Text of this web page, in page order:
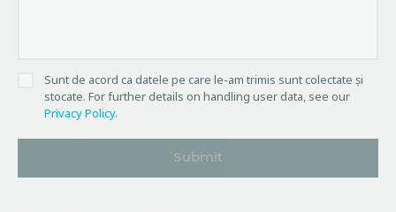
Sunt de acord ca datele pe care le-am trimis sunt colectate și
stocate. For further details on handling user data, see our
Privacy Policy.